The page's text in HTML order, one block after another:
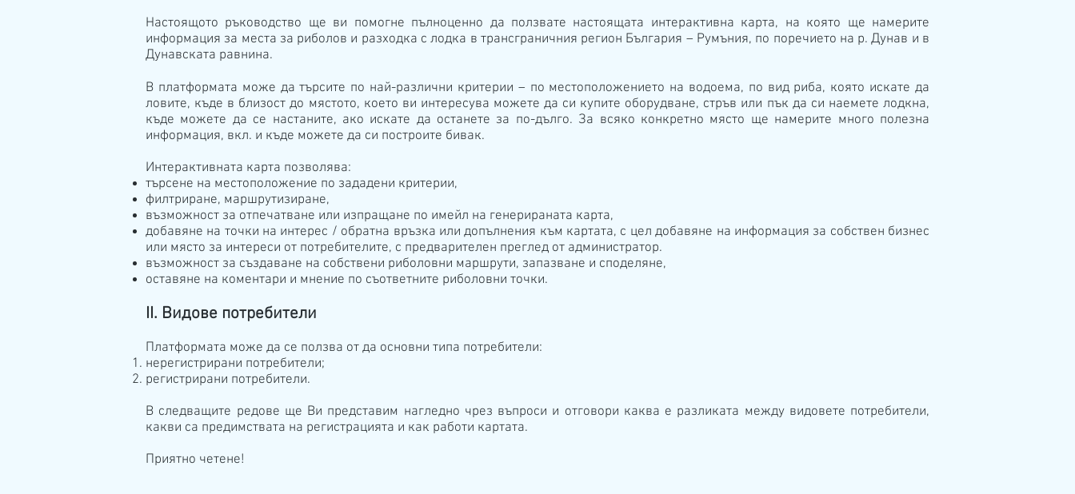
Настоящото ръководство ще ви помогне пълноценно да ползвате настоящата интерактивна карта, на която ще намерите
информация за места за риболов и разходка с лодка в трансграничния регион България – Румъния, по поречието на р. Дунав и в
Дунавската равнина.
В платформата може да търсите по най-различни критерии – по местоположението на водоема, по вид риба, която искате да
ловите, къде в близост до мястото, което ви интересува можете да си купите оборудване, стръв или пък да си наемете лодкна,
къде можете да се настаните, ако искате да останете за по-дълго. За всяко конкретно място ще намерите много полезна
информация, вкл. и къде можете да си построите бивак.
Интерактивната карта позволява:
търсене на местоположение по зададени критерии,
филтриране, маршрутизиране,
възможност за отпечатване или изпращане по имейл на генерираната карта,
добавяне на точки на интерес / обратна връзка или допълнения към картата, с цел добавяне на информация за собствен бизнес
или място за интереси от потребителите, с предварителен преглед от администратор.
възможност за създаване на собствени риболовни маршрути, запазване и споделяне,
оставяне на коментари и мнение по съответните риболовни точки.
II. Видове потребители
Платформата може да се ползва от да основни типа потребители:
нерегистрирани потребители;
регистрирани потребители.
В следващите редове ще Ви представим нагледно чрез въпроси и отговори каква е разликата между видовете потребители,
какви са предимствата на регистрацията и как работи картата.
Приятно четене!